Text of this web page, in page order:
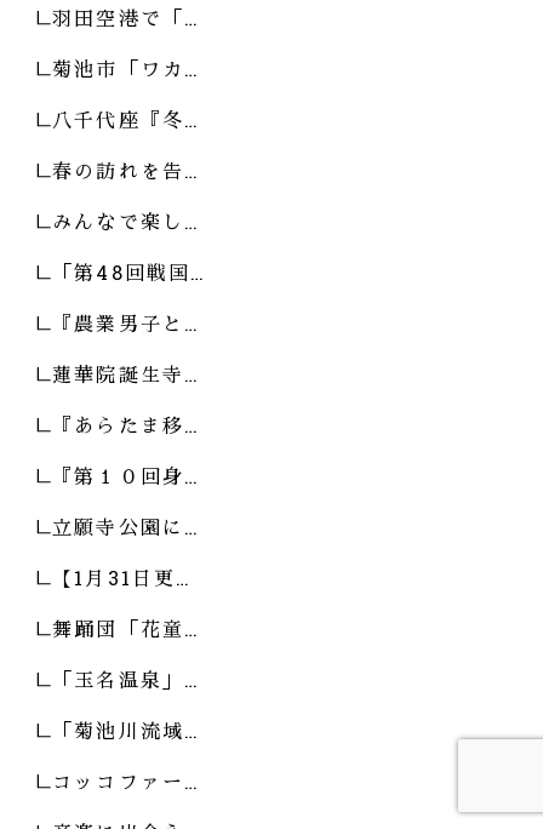
羽田空港で「…
菊池市「ワカ…
八千代座『冬…
春の訪れを告…
みんなで楽し…
「第48回戦国…
『農業男子と…
蓮華院誕生寺…
『あらたま移…
『第１０回身…
立願寺公園に…
【1月31日更…
舞踊団「花童…
「玉名温泉」…
「菊池川流域…
コッコファー…